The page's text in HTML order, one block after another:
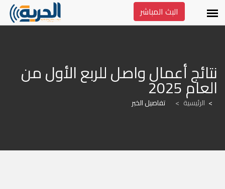
البث المباشر
العام 2025
الرئيسية > تفاصيل الخبر